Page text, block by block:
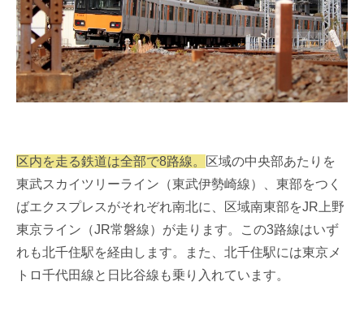
区内を走る鉄道は全部で8路線。
区域の中央部あたりを
東武スカイツリーライン（東武伊勢崎線）、東部をつく
ばエクスプレスがそれぞれ南北に、区域南東部をJR上野
東京ライン（JR常磐線）が走ります。この3路線はいず
れも北千住駅を経由します。また、北千住駅には東京メ
トロ千代田線と日比谷線も乗り入れています。